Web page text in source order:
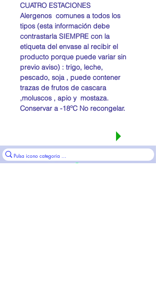
CUATRO ESTACIONES
Alergenos comunes a todos los
tipos (esta información debe
contrastarla SIEMPRE con la
etiqueta del envase al recibir el
producto porque puede variar sin
previo aviso) : trigo, leche,
pescado, soja , puede contener
trazas de frutos de cascara
,moluscos , apio y mostaza.
Conservar a -18ºC No recongelar.